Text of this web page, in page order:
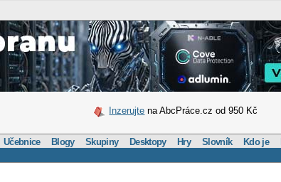
Inzerujte na AbcPráce.cz od 950 Kč
Učebnice Blogy Skupiny Desktopy Hry Slovník Kdo je